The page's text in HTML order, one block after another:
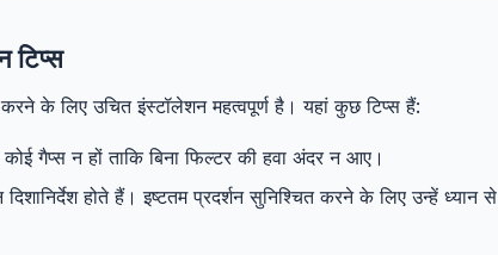
टिप्स
के लिए उचित इंस्टॉलेशन महत्वपूर्ण है। यहां कुछ टिप्स हैं:
गैप्स न हों ताकि बिना फिल्टर की हवा अंदर न आए।
होते हैं। इष्टतम प्रदर्शन सुनिश्चित करने के लिए उन्हें ध्यान से